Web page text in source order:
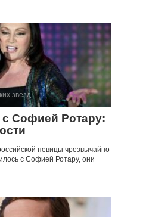
звезд
с Софией Ротару:
певицы чрезвычайно
с Софией Ротару, они